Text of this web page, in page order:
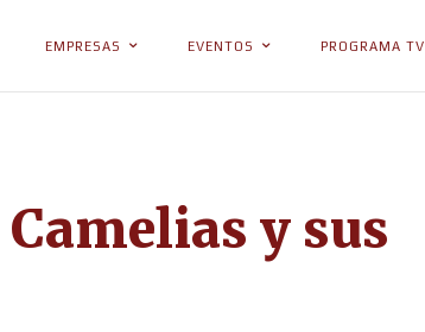
EMPRESAS EVENTOS PROGRAMA TV
y sus